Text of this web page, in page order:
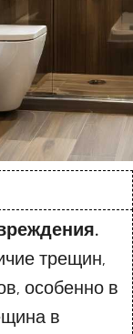
трещин,
особенно в
в